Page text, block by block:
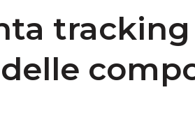
tracking